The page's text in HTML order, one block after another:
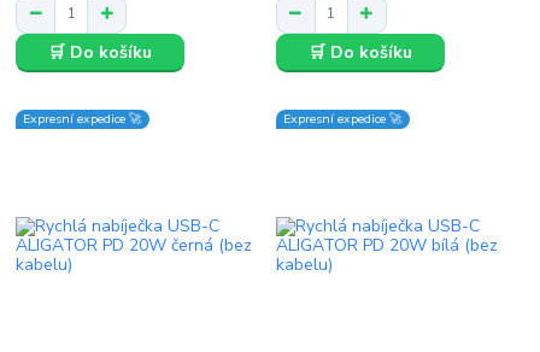
🛒 Do košíku 🛒 Do košíku
Expresní expedice 🚀 Expresní expedice 🚀